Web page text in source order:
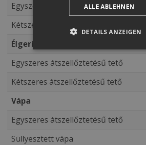
Egyszeres átszellőztetésű tető
Kétszeres átszellőztetésű tető
Élgerinc
Egyszeres átszellőztetésű tető
Kétszeres átszellőztetésű tető
Vápa
Egyszeres átszellőztetésű tető
Süllyesztett vápa
ALLE ABLEHNEN
DETAILS ANZEIGEN